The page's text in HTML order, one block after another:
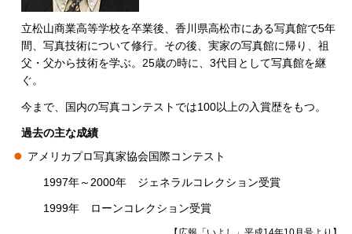
立松山商業高等学校を卒業後、香川県高松市にある写真館で5年
間、写真技術について修行。その後、実家の写真館に帰り、祖
父・父から技術を学ぶ。25歳の時に、3代目として写真館を継
ぐ。
今まで、国内の写真コンテストでは100以上の入賞歴をもつ。
過去の主な成績
アメリカプロ写真家協会国際コンテスト
1997年～2000年 ジ ェネラルコレクション受賞
1999年 ローンコレクション受賞